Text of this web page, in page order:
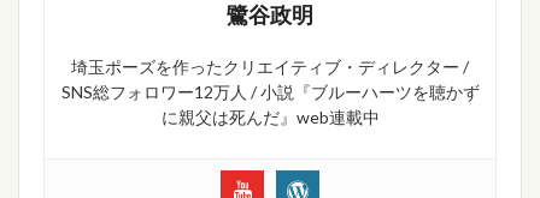
鷺谷政明
埼玉ポーズを作ったクリエイティブ・ディレクター /
SNS総フォロワー12万人 / 小説『ブルーハーツを聴かず
に親父は死んだ』web連載中